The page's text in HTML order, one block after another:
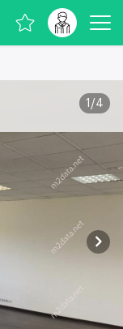
1 /4